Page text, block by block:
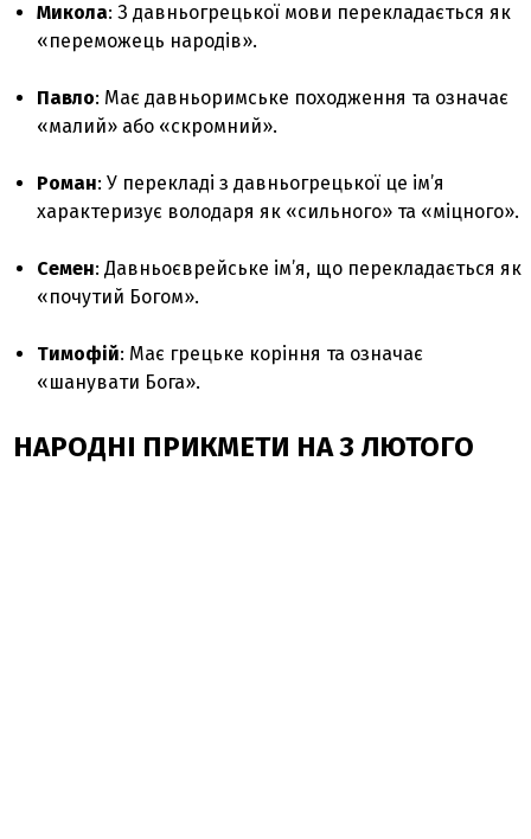
Микола: З давньогрецької мови перекладається як
«переможець народів».
Павло: Має давньоримське походження та означає
«малий» або «скромний».
Роман: У перекладі з давньогрецької це ім’я
характеризує володаря як «сильного» та «міцного».
Семен: Давньоєврейське ім’я, що перекладається як
«почутий Богом».
Тимофій: Має грецьке коріння та означає
«шанувати Бога».
НАРОДНІ ПРИКМЕТИ НА 3 ЛЮТОГО